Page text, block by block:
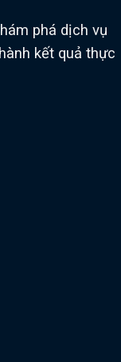
phá dịch vụ
kết quả thực